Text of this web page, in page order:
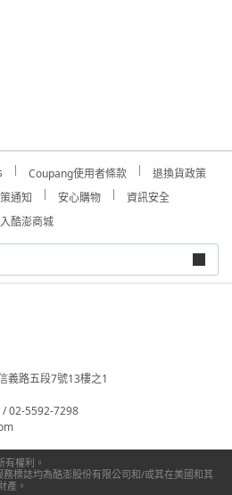
Coupang使用者條款
退換貨政策
通知 安心購物
資訊安全
酷澎商城
義路五段7號13樓之1
/ 02-5592-7298
權利。
標誌均為酷澎股份有限公司和/或其在美國和其
產。